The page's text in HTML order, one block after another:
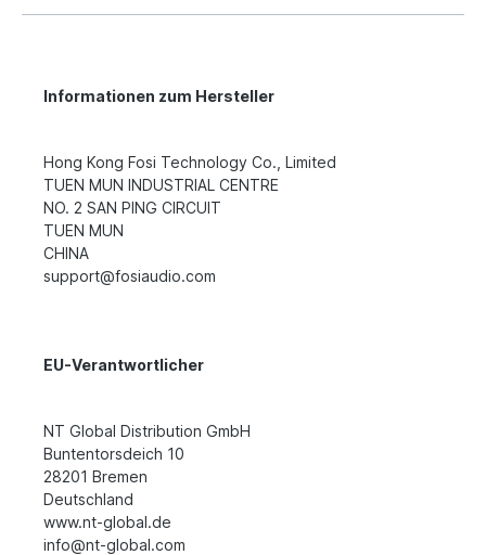
Informationen zum Hersteller
Hong Kong Fosi Technology Co., Limited
TUEN MUN INDUSTRIAL CENTRE
NO. 2 SAN PING CIRCUIT
TUEN MUN
CHINA
support@fosiaudio.com
EU-Verantwortlicher
NT Global Distribution GmbH
Buntentorsdeich 10
28201 Bremen
Deutschland
www.nt-global.de
info@nt-global.com